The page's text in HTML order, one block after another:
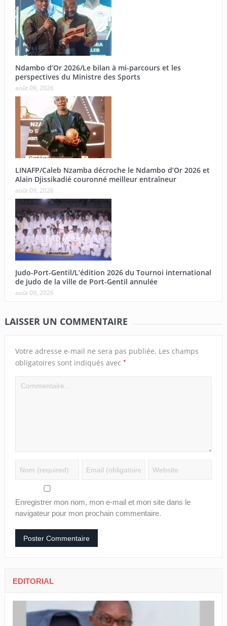
Ndambo d’Or 2026/Le bilan à mi-parcours et les
perspectives du Ministre des Sports
août 09, 2026
LINAFP/Caleb Nzamba décroche le Ndambo d’Or 2026 et
Alain Djissikadié couronné meilleur entraîneur
août 09, 2026
Judo-Port-Gentil/L’édition 2026 du Tournoi international
de judo de la ville de Port-Gentil annulée
août 09, 2026
LAISSER UN COMMENTAIRE
Votre adresse e-mail ne sera pas publiée. Les champs
obligatoires sont indiqués avec *
Enregistrer mon nom, mon e-mail et mon site dans le
navigateur pour mon prochain commentaire.
EDITORIAL